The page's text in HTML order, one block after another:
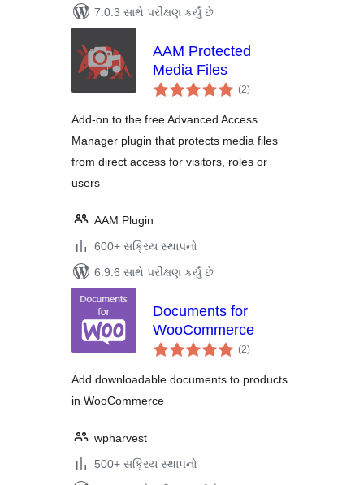
7.0.3 સાથે પરીક્ષણ કર્યું છે
AAM Protected
Media Files
(2કુલ
રેટિંગ્સ
)
Add-on to the free Advanced Access
Manager plugin that protects media files
from direct access for visitors, roles or
users
AAM Plugin
600+ સક્રિય સ્થાપનો
6.9.6 સાથે પરીક્ષણ કર્યું છે
Documents for
WooCommerce
(2કુલ
રેટિંગ્સ
)
Add downloadable documents to products
in WooCommerce
wpharvest
500+ સક્રિય સ્થાપનો